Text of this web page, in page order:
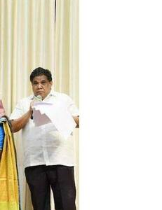
10
வளர்ச்சி துறை
அவர்கள்
உருவாக்க ரூ.5
துணை வேந்தரான